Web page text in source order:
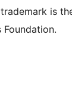
is
Foundation.